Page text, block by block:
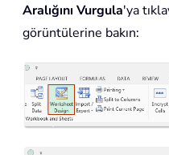
Aralığını Vurgula'ya
görüntülerine bakın: